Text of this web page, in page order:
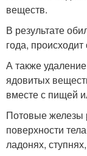
веществ.
В результате
года,
А также
ядовитых
вместе с пищей
Потовые железы
поверхности
ладонях,